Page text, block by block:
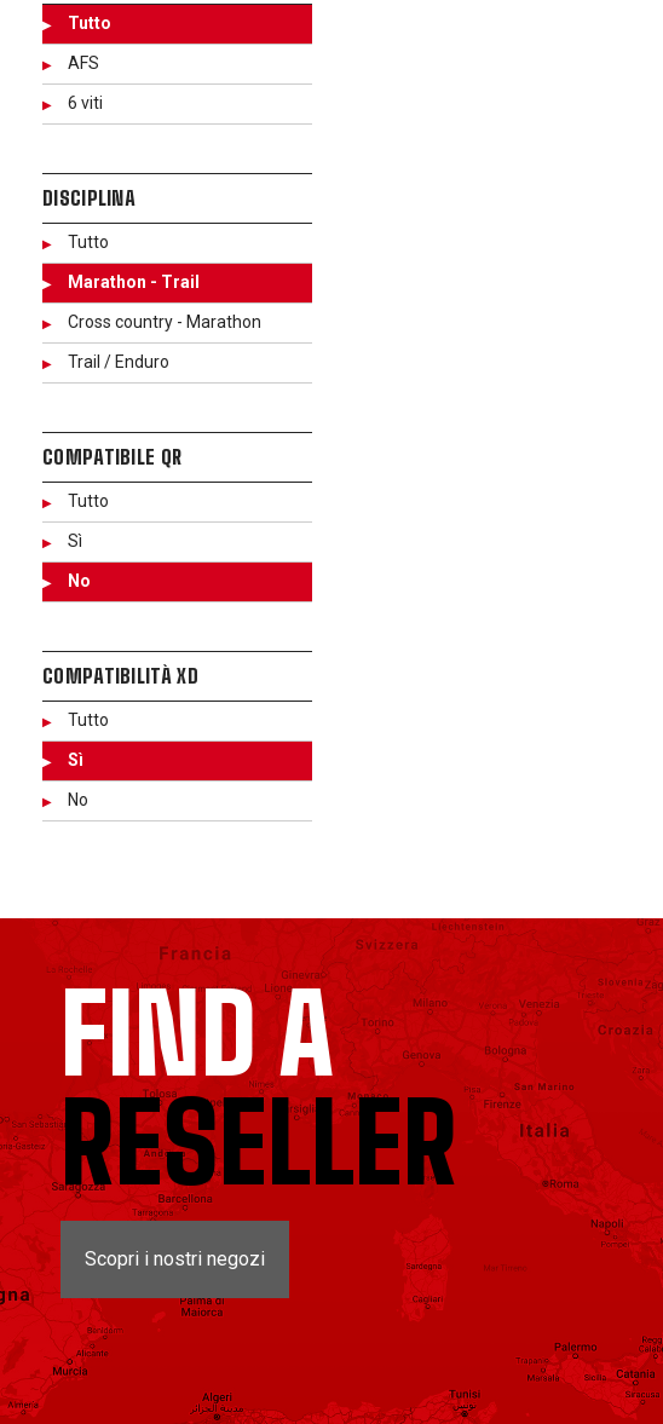
Tutto
AFS
6 viti
DISCIPLINA
Tutto
Marathon - Trail
Cross country - Marathon
Trail / Enduro
COMPATIBILE QR
Tutto
Sì
No
COMPATIBILITÀ XD
Tutto
Sì
No
FIND A
RESELLER
Scopri i nostri negozi